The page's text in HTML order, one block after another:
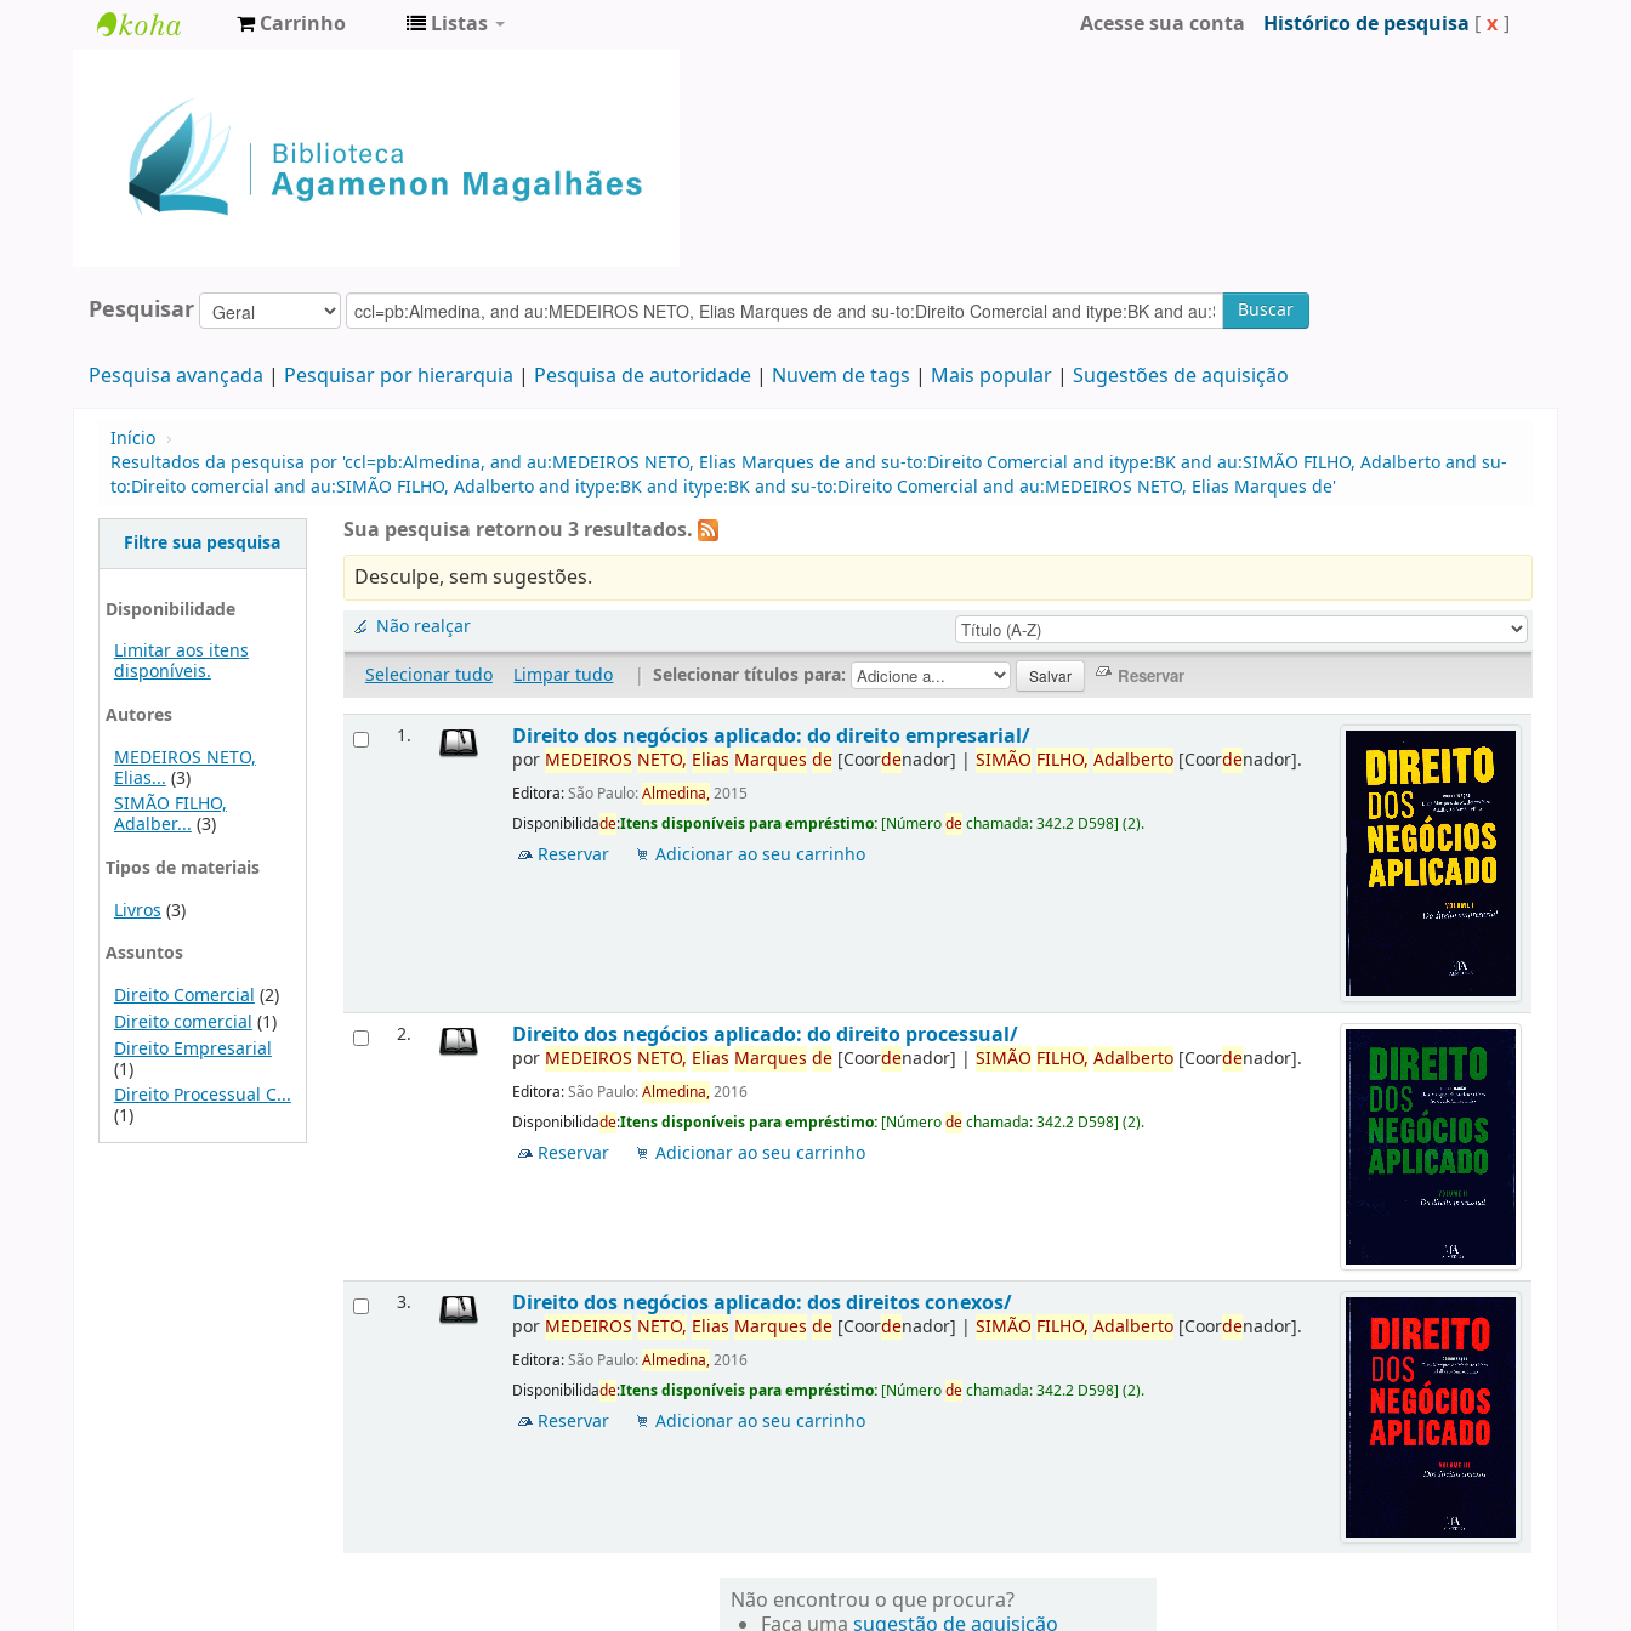
Agamenon
Magalhães
Carrinho Listas Acesse sua conta Histórico de pesquisa [ x ]
Pesquisar Buscar
Pesquisa avançada Pesquisar por hierarquia Pesquisa de autoridade Nuvem de tags Mais popular Sugestões de aquisição
Início ›
Resultados da pesquisa por 'ccl=pb:Almedina, and au:MEDEIROS NETO, Elias Marques de and su-to:Direito Comercial and itype:BK and au:SIMÃO FILHO, Adalberto and su-
to:Direito comercial and au:SIMÃO FILHO, Adalberto and itype:BK and itype:BK and su-to:Direito Comercial and au:MEDEIROS NETO, Elias Marques de'
Filtre sua pesquisa
Disponibilidade
Limitar aos itens
disponíveis.
Autores
MEDEIROS NETO,
Elias... (3)
SIMÃO FILHO,
Adalber...(3)
Tipos de materiais
Livros (3)
Assuntos
Direito Comercial (2)
Direito comercial (1)
Direito Empresarial
(1)
Direito Processual C...
(1)
Sua pesquisa retornou 3 resultados.
Desculpe, sem sugestões.
Não realçar
Selecionar tudo
Limpar tudo | Selecionar títulos para:
1. Direito dos negócios aplicado: do direito empresarial/
por MEDEIROS NETO, Elias Marques de [Coordenador] |SIMÃO FILHO, Adalberto [Coordenador].
Editora:São Paulo:Almedina,2015
Disponibilidade:Itens disponíveis para empréstimo: [Númerodechamada:342.2 D598](2).
Reservar Adicionar ao seu carrinho
2. Direito dos negócios aplicado: do direito processual/
por MEDEIROS NETO, Elias Marques de [Coordenador] |SIMÃO FILHO, Adalberto [Coordenador].
Editora:São Paulo:Almedina,2016
Disponibilidade:Itens disponíveis para empréstimo: [Númerodechamada:342.2 D598](2).
Reservar Adicionar ao seu carrinho
3. Direito dos negócios aplicado: dos direitos conexos/
por MEDEIROS NETO, Elias Marques de [Coordenador] |SIMÃO FILHO, Adalberto [Coordenador].
Editora:São Paulo:Almedina,2016
Disponibilidade:Itens disponíveis para empréstimo: [Númerodechamada:342.2 D598](2).
Reservar Adicionar ao seu carrinho
Não encontrou o que procura?